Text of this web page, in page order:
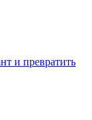
и превратить